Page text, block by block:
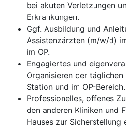
bei akuten Verletzungen
Erkrankungen.
Ggf. Ausbildung und
Assistenzärzten (m/w/d)
im OP.
Engagiertes und
Organisieren der
Station und im OP-Bereich.
Professionelles, offenes
den anderen Kliniken und
Hauses zur Sicherstellung